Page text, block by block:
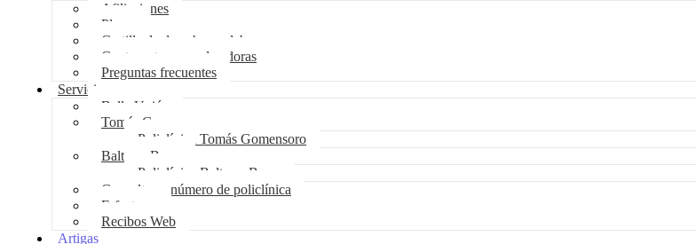
Afiliaciones
Planes
Cartilla de derechos y deberes
Cuotas y tasas moderadoras
Preguntas frecuentes
Servicios
Bella Unión
Tomás Gomensoro
Policlínica Tomás Gomensoro
Baltasar Brum
Policlínica Baltasar Brum
Consulte su número de policlínica
E-facturas
Recibos Web
Artigas